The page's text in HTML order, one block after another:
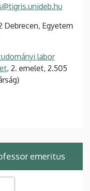
Debrecen, Egyetem
labor
, 2. emelet, 2.505
emeritus